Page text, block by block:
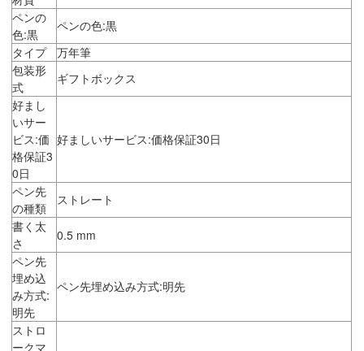
ペンの
色:黒
ペンの色:黒
タイプ
万年筆
包装形
式
ギフトボックス
好まし
いサー
ビス:価
格保証3
0日
好ましいサービス:価格保証30日
ペン先
の種類
ストレート
書く太
さ
0.5 mm
ペン先
埋め込
み方式:
明先
ペン先埋め込み方式:明先
ストロ
ークマ